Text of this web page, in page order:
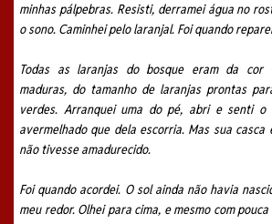
minhas pálpebras. Resisti, derramei água no
o sono. Caminhei pelo laranjal. Foi quando
Todas as laranjas do bosque eram da cor
maduras, do tamanho de laranjas prontas
verdes. Arranquei uma do pé, abri e senti
avermelhado que dela escorria. Mas sua
não tivesse amadurecido.
Foi quando acordei. O sol ainda não havia
meu redor. Olhei para cima, e mesmo com